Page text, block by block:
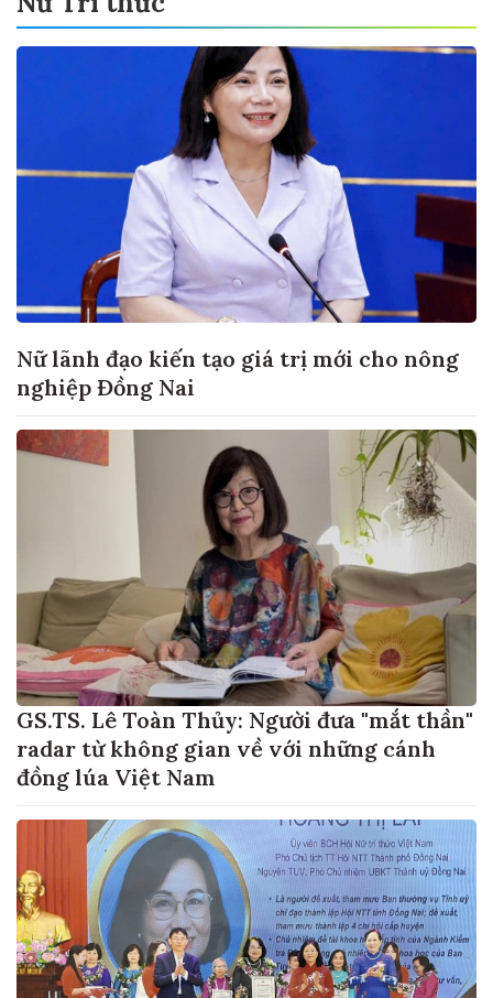
Nữ lãnh đạo kiến tạo giá trị mới cho nông
nghiệp Đồng Nai
GS.TS. Lê Toàn Thủy: Người đưa "mắt thần"
radar từ không gian về với những cánh
đồng lúa Việt Nam